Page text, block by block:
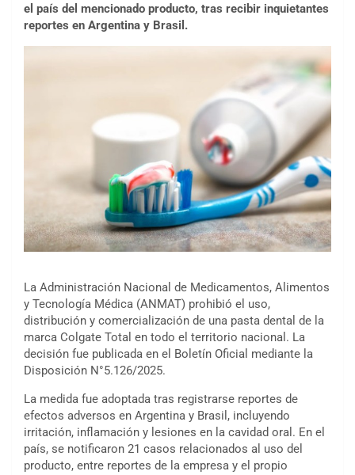
el país del mencionado producto, tras recibir inquietantes
reportes en Argentina y Brasil.
La Administración Nacional de Medicamentos, Alimentos
y Tecnología Médica (ANMAT) prohibió el uso,
distribución y comercialización de una pasta dental de la
marca Colgate Total en todo el territorio nacional. La
decisión fue publicada en el Boletín Oficial mediante la
Disposición N°5.126/2025.
La medida fue adoptada tras registrarse reportes de
efectos adversos en Argentina y Brasil, incluyendo
irritación, inflamación y lesiones en la cavidad oral. En el
país, se notificaron 21 casos relacionados al uso del
producto, entre reportes de la empresa y el propio